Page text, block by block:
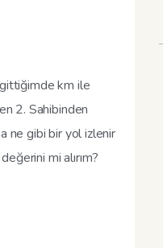
gittiğimde km ile
2. Sahibinden
ne gibi bir yol izlenir
mi alırım?